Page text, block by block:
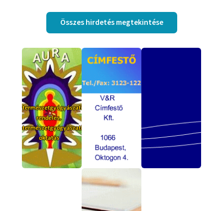
Összes hirdetés megtekintése